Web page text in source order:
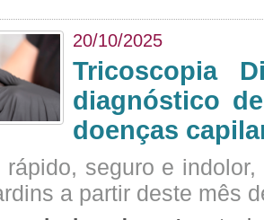
20/10/2025
Tricoscopia
diagnóstico
doenças
rápido, seguro e
a partir deste mês